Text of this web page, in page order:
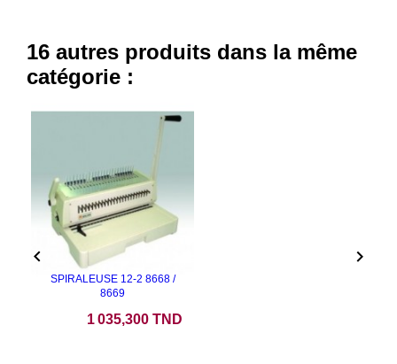
16 autres produits dans la même
catégorie :
SPIRALEUSE 12-2 8668 /
8669
1 035,300 TND
 